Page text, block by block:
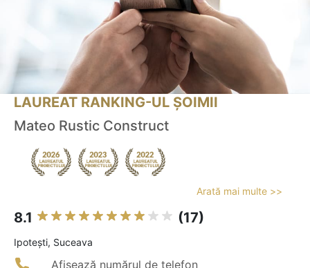
LAUREAT RANKING-UL ȘOIMII
Mateo Rustic Construct
Arată mai multe >>
8.1 (17)
Ipoteşti, Suceava
Afișează numărul de telefon